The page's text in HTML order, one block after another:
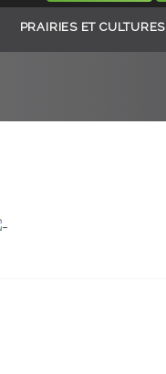
PRAIRIES ET CULTURES